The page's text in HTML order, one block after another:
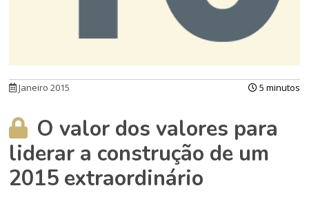
Janeiro 2015 5 minutos
O valor dos valores para
liderar a construção de um
2015 extraordinário